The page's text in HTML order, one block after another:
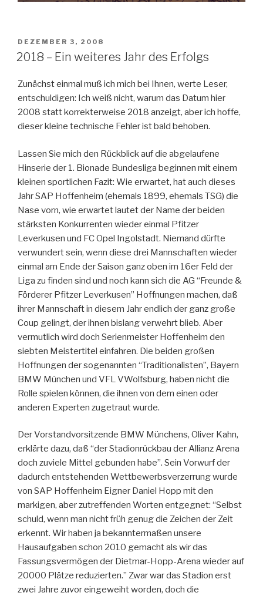
VERÖFFENTLICHT
AM
DEZEMBER 3, 2008
2018 – Ein weiteres Jahr des Erfolgs
Zunächst einmal muß ich mich bei Ihnen, werte Leser,
entschuldigen: Ich weiß nicht, warum das Datum hier
2008 statt korrekterweise 2018 anzeigt, aber ich hoffe,
dieser kleine technische Fehler ist bald behoben.
Lassen Sie mich den Rückblick auf die abgelaufene
Hinserie der 1. Bionade Bundesliga beginnen mit einem
kleinen sportlichen Fazit: Wie erwartet, hat auch dieses
Jahr SAP Hoffenheim (ehemals 1899, ehemals TSG) die
Nase vorn, wie erwartet lautet der Name der beiden
stärksten Konkurrenten wieder einmal Pfitzer
Leverkusen und FC Opel Ingolstadt. Niemand dürfte
verwundert sein, wenn diese drei Mannschaften wieder
einmal am Ende der Saison ganz oben im 16er Feld der
Liga zu finden sind und noch kann sich die AG “Freunde &
Förderer Pfitzer Leverkusen” Hoffnungen machen, daß
ihrer Mannschaft in diesem Jahr endlich der ganz große
Coup gelingt, der ihnen bislang verwehrt blieb. Aber
vermutlich wird doch Serienmeister Hoffenheim den
siebten Meistertitel einfahren. Die beiden großen
Hoffnungen der sogenannten “Traditionalisten”, Bayern
BMW München und VFL VWolfsburg, haben nicht die
Rolle spielen können, die ihnen von dem einen oder
anderen Experten zugetraut wurde.
Der Vorstandvorsitzende BMW Münchens, Oliver Kahn,
erklärte dazu, daß “der Stadionrückbau der Allianz Arena
doch zuviele Mittel gebunden habe”. Sein Vorwurf der
dadurch entstehenden Wettbewerbsverzerrung wurde
von SAP Hoffenheim Eigner Daniel Hopp mit den
markigen, aber zutreffenden Worten entgegnet: “Selbst
schuld, wenn man nicht früh genug die Zeichen der Zeit
erkennt. Wir haben ja bekanntermaßen unsere
Hausaufgaben schon 2010 gemacht als wir das
Fassungsvermögen der Dietmar-Hopp-Arena wieder auf
20000 Plätze reduzierten.” Zwar war das Stadion erst
zwei Jahre zuvor eingeweiht worden, doch die